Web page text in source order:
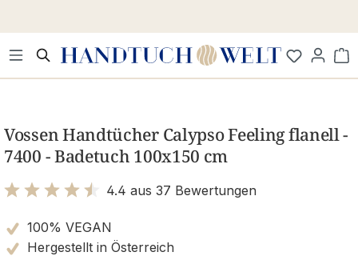
Vossen Handtücher Calypso Feeling flanell -
7400 - Badetuch 100x150 cm
4.4 aus 37 Bewertungen
100% VEGAN
Hergestellt in Österreich